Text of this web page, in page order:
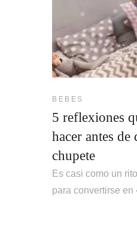
BEBES
5 reflexiones
hacer antes de
chupete
Es casi como un
para convertirse en